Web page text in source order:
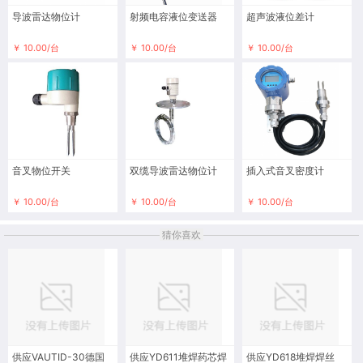
导波雷达物位计
￥ 10.00/台
射频电容液位变送器
￥ 10.00/台
超声波液位差计
￥ 10.00/台
音叉物位开关
￥ 10.00/台
双缆导波雷达物位计
￥ 10.00/台
插入式音叉密度计
￥ 10.00/台
猜你喜欢
供应VAUTID-30德国 供应YD611堆焊药芯焊 供应YD618堆焊焊丝